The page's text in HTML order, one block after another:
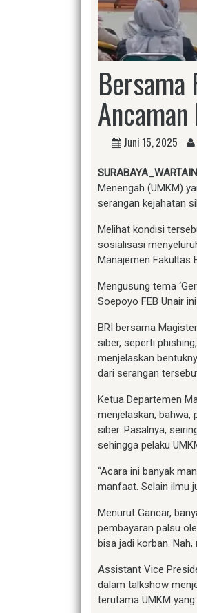
Bersama
Juni 15, 2025
Menengah (UMKM)
serangan kejahatan
Melihat kondisi
sosialisasi
Manajemen Fakultas
Mengusung tema
Soepoyo FEB Unair
BRI bersama
siber, seperti
menjelaskan
dari serangan
Ketua Departemen
menjelaskan, bahwa,
siber. Pasalnya,
sehingga pelaku
“Acara ini banyak
manfaat. Selain ilmu
Menurut Gancar,
pembayaran palsu
bisa jadi korban.
Assistant Vice
dalam talkshow
terutama UMKM